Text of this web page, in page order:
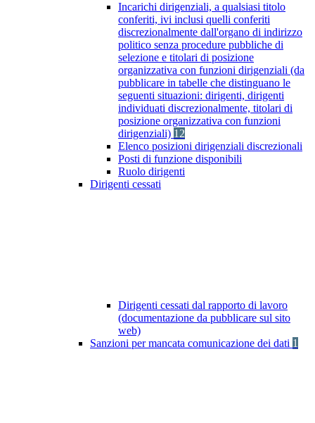
Incarichi dirigenziali, a qualsiasi titolo
conferiti, ivi inclusi quelli conferiti
discrezionalmente dall'organo di indirizzo
politico senza procedure pubbliche di
selezione e titolari di posizione
organizzativa con funzioni dirigenziali (da
pubblicare in tabelle che distinguano le
seguenti situazioni: dirigenti, dirigenti
individuati discrezionalmente, titolari di
posizione organizzativa con funzioni
dirigenziali) 12
Elenco posizioni dirigenziali discrezionali
Posti di funzione disponibili
Ruolo dirigenti
Dirigenti cessati
Dirigenti cessati dal rapporto di lavoro
(documentazione da pubblicare sul sito
web)
Sanzioni per mancata comunicazione dei dati 1